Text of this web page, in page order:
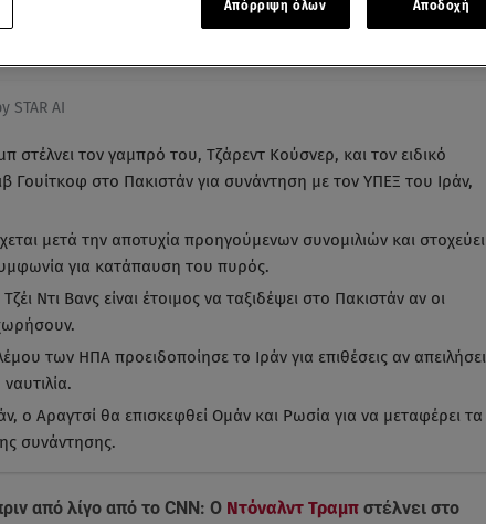
STAR AI
στέλνει τον γαμπρό του, Τζάρεντ Κούσνερ, και τον ειδικό
Γουίτκοφ στο Πακιστάν για συνάντηση με τον ΥΠΕΞ του Ιράν,
μετά την αποτυχία προηγούμενων συνομιλιών και στοχεύει
για κατάπαυση του πυρός.
Ντι Βανς είναι έτοιμος να ταξιδέψει στο Πακιστάν αν οι
των ΗΠΑ προειδοποίησε το Ιράν για επιθέσεις αν απειλήσει
ο Αραγτσί θα επισκεφθεί Ομάν και Ρωσία για να μεταφέρει τα
συνάντησης.
από λίγο από το CNN: Ο Ντόναλντ Τραμπστέλνει στο
Απόρριψη όλων Αποδοχή